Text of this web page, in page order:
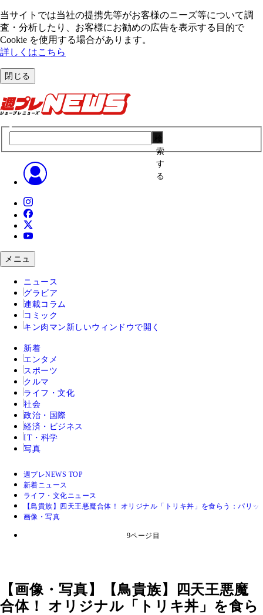
当サイトでは当社の提携先等がお客様のニーズ等について調
査・分析したり、お客様にお勧めの広告を表⽰する⽬的で
Cookie を使⽤する場合があります。
詳しくはこちら
閉じる
索
す
る
メニュ
ニュース
グラビア
連載コラム
コミック
キン肉マン 新しいウィンドウで開く
新着
エンタメ
スポーツ
クルマ
ライフ・文化
社会
政治・国際
経済・ビジネス
IT・科学
写真
週プレNEWS TOP
新着ニュース
ライフ・文化ニュース
【鳥貴族】四天王悪魔合体！ オリジナル「トリキ丼」を食らう：パリ
画像・写真
9ページ目
【画像・写真】【鳥貴族】四天王悪魔
合体！ オリジナル「トリキ丼」を食ら